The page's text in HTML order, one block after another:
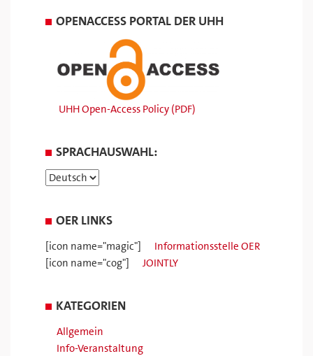
OPENACCESS PORTAL DER UHH
UHH Open-Access Policy (PDF)
SPRACHAUSWAHL:
OER LINKS
[icon name="magic"]
Informationsstelle OER
[icon name="cog"]
JOINTLY
KATEGORIEN
Allgemein
Info-Veranstaltung